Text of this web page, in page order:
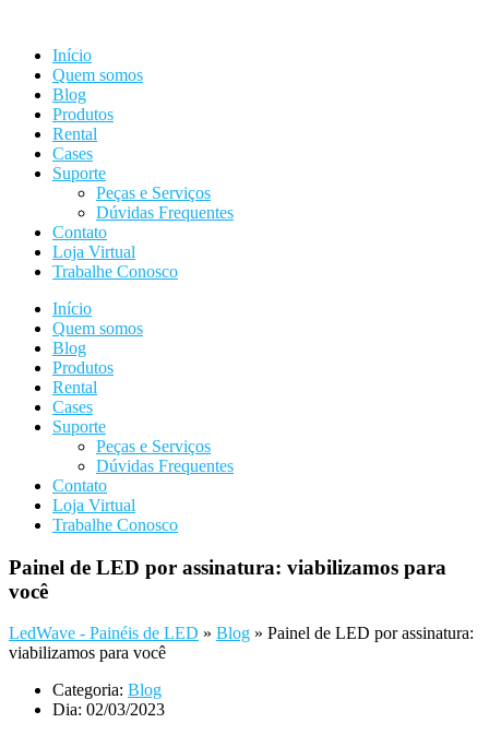
conteúdo
Início
Quem somos
Blog
Produtos
Rental
Cases
Suporte
Peças e Serviços
Dúvidas Frequentes
Contato
Loja Virtual
Trabalhe Conosco
Início
Quem somos
Blog
Produtos
Rental
Cases
Suporte
Peças e Serviços
Dúvidas Frequentes
Contato
Loja Virtual
Trabalhe Conosco
Painel de LED por assinatura: viabilizamos para
você
LedWave - Painéis de LED » Blog » Painel de LED por assinatura:
viabilizamos para você
Categoria: Blog
Dia: 02/03/2023